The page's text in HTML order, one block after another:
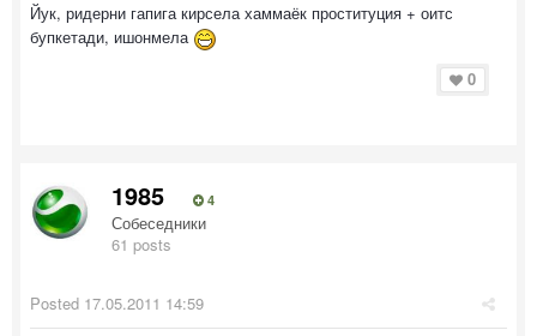
Йук, ридерни гапига кирсела хаммаёк проституция + оитс
бупкетади, ишонмела
0
1985 4
Собеседники
61 posts
Posted 17.05.2011 14:59